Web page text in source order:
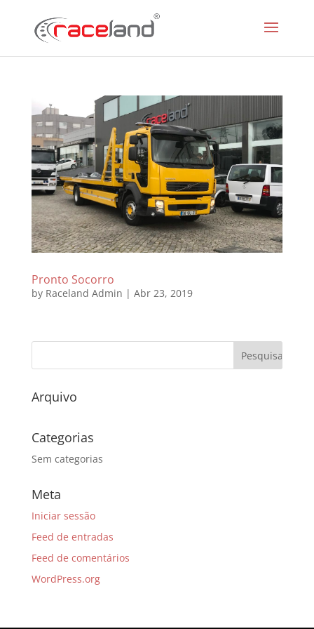
Pronto Socorro
by Raceland Admin | Abr 23, 2019
Arquivo
Categorias
Sem categorias
Meta
Iniciar sessão
Feed de entradas
Feed de comentários
WordPress.org